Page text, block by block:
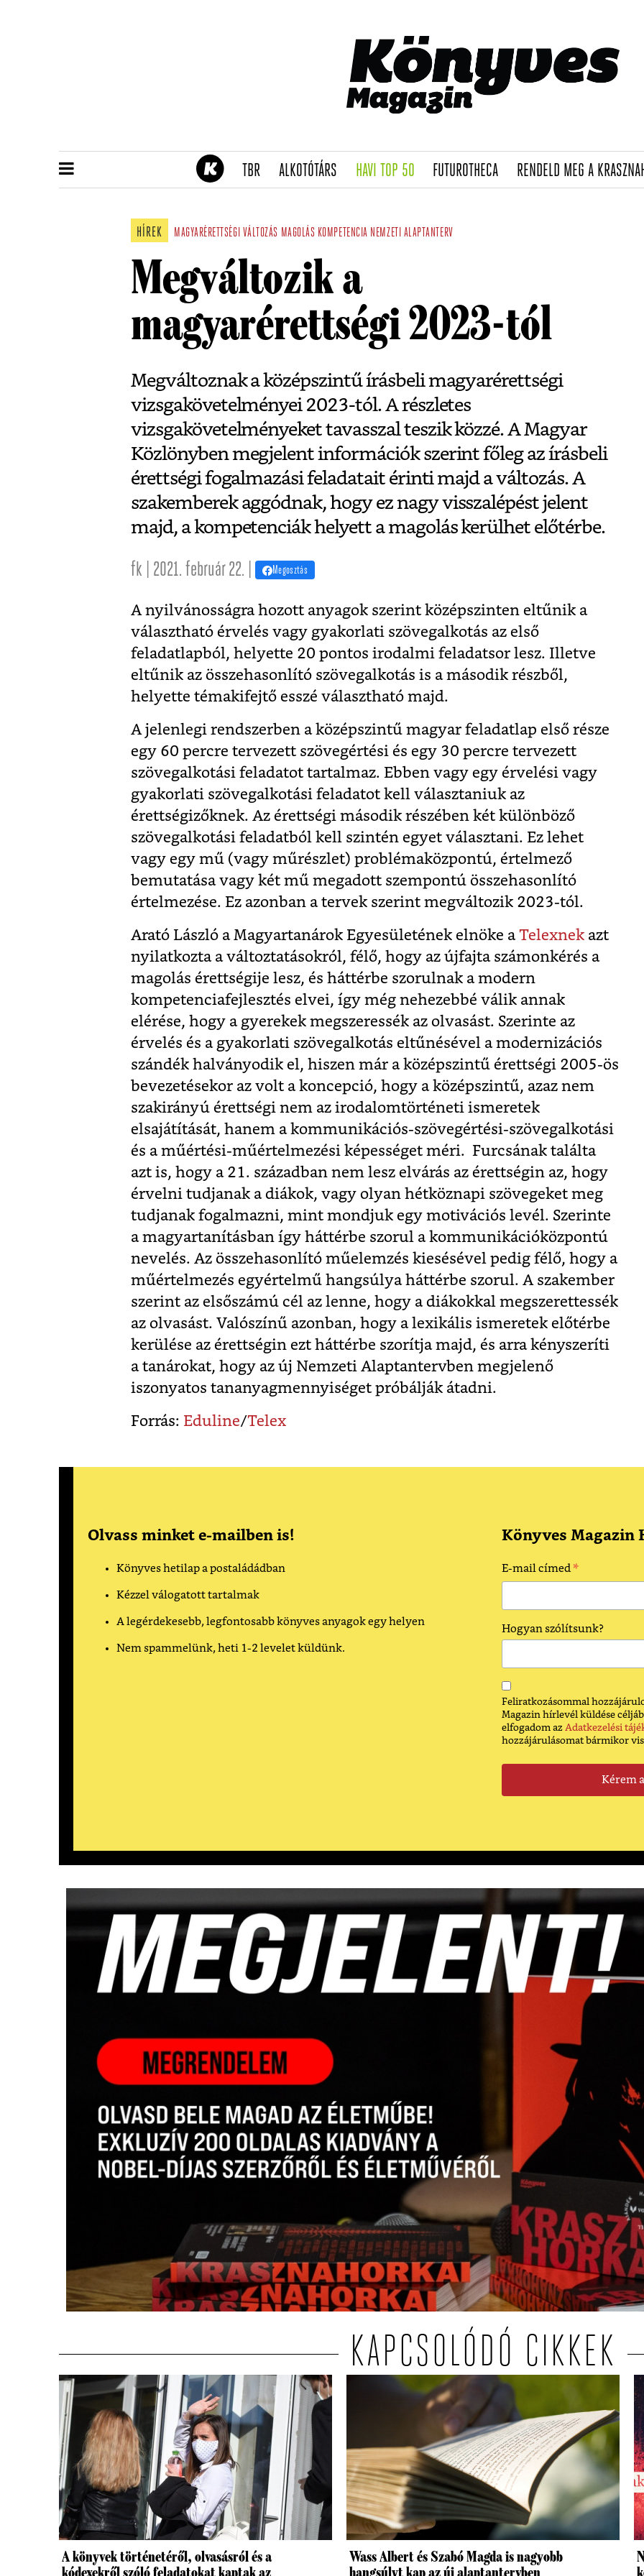
TBR(CURRENT)
ALKOTÓTÁRS(CURRENT)
HAVI TOP 50(CURRENT)
FUTUROTHECA(CURRENT)
RENDELD MEG A
HÍREK MAGYARÉRETTSÉGI VÁLTOZÁS MAGOLÁS KOMPETENCIA NEMZETI ALAPTANTERV
Megváltozik a
magyarérettségi 2023-tól
Megváltoznak a középszintű írásbeli magyarérettségi
vizsgakövetelményei 2023-tól. A részletes
vizsgakövetelményeket tavasszal teszik közzé. A Magyar
Közlönyben megjelent információk szerint főleg az írásbeli
érettségi fogalmazási feladatait érinti majd a változás. A
szakemberek aggódnak, hogy ez nagy visszalépést jelent
majd, a kompetenciák helyett a magolás kerülhet előtérbe.
fk | 2021. február 22. | Megosztás
A nyilvánosságra hozott anyagok szerint középszinten eltűnik a
választható érvelés vagy gyakorlati szövegalkotás az első
feladatlapból, helyette 20 pontos irodalmi feladatsor lesz. Illetve
eltűnik az összehasonlító szövegalkotás is a második részből,
helyette témakifejtő esszé választható majd.
A jelenlegi rendszerben a középszintű magyar feladatlap első része
egy 60 percre tervezett szövegértési és egy 30 percre tervezett
szövegalkotási feladatot tartalmaz. Ebben vagy egy érvelési vagy
gyakorlati szövegalkotási feladatot kell választaniuk az
érettségizőknek. Az érettségi második részében két különböző
szövegalkotási feladatból kell szintén egyet választani. Ez lehet
vagy egy mű (vagy műrészlet) problémaközpontú, értelmező
bemutatása vagy két mű megadott szempontú összehasonlító
értelmezése. Ez azonban a tervek szerint megváltozik 2023-tól.
Arató László a Magyartanárok Egyesületének elnöke aTelexnek azt
nyilatkozta a változtatásokról, félő, hogy az újfajta számonkérés a
magolás érettségije lesz, és háttérbe szorulnak a modern
kompetenciafejlesztés elvei, így még nehezebbé válik annak
elérése, hogy a gyerekek megszeressék az olvasást. Szerinte az
érvelés és a gyakorlati szövegalkotás eltűnésével a modernizációs
szándék halványodik el, hiszen már a középszintű érettségi 2005-ös
bevezetésekor az volt a koncepció, hogy a középszintű, azaz nem
szakirányú érettségi nem az irodalomtörténeti ismeretek
elsajátítását, hanem a kommunikációs-szövegértési-szövegalkotási
és a műértési-műértelmezési képességet méri. Furcsának találta
azt is, hogy a 21. században nem lesz elvárás az érettségin az, hogy
érvelni tudjanak a diákok, vagy olyan hétköznapi szövegeket meg
tudjanak fogalmazni, mint mondjuk egy motivációs levél. Szerinte
a magyartanításban így háttérbe szorul a kommunikációközpontú
nevelés. Az összehasonlító műelemzés kiesésével pedig félő, hogy a
műértelmezés egyértelmű hangsúlya háttérbe szorul. A szakember
szerint az elsőszámú cél az lenne, hogy a diákokkal megszerettessék
az olvasást. Valószínű azonban, hogy a lexikális ismeretek előtérbe
kerülése az érettségin ezt háttérbe szorítja majd, és arra kényszeríti
a tanárokat, hogy az új Nemzeti Alaptantervben megjelenő
iszonyatos tananyagmennyiséget próbálják átadni.
Forrás: Eduline/Telex
Olvass minket e-mailben is!
Könyves hetilap a postaládádban
Kézzel válogatott tartalmak
A legérdekesebb, legfontosabb könyves anyagok egy helyen
Nem spammelünk, heti 1-2 levelet küldünk.
Könyves Magazin
E-mail címed*
Hogyan szólítsunk?
Feliratkozásommal
Magazin hírlevél küldése
elfogadom az Adatkezelési
hozzájárulásomat bármikor
KAPCSOLÓDÓ CIKKEK
A könyvek történetéről, olvasásról és a
kódexekről szóló feladatokat kaptak az
Wass Albert és Szabó Magda is nagyobb
hangsúlyt kap az új alaptantervben